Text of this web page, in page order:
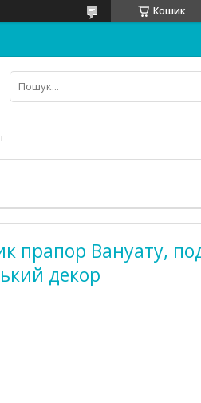
Кошик
прапор Вануату,
декор